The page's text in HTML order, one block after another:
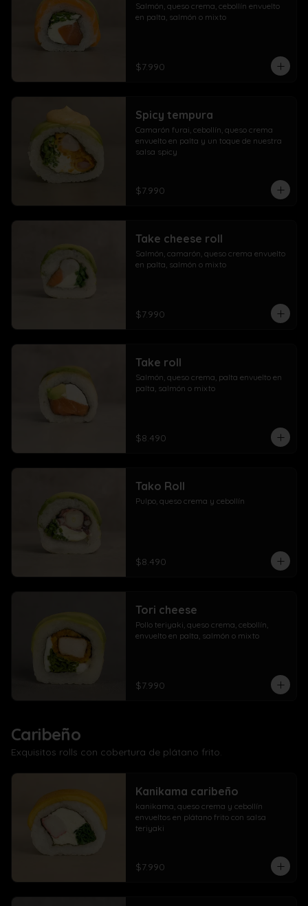
Salmón, queso crema, cebollín envuelto
en palta, salmón o mixto
$7.990
Spicy tempura
Camarón furai, cebollín, queso crema
envuelto en palta y un toque de nuestra
salsa spicy
$7.990
Take cheese roll
Salmón, camarón, queso crema envuelto
en palta, salmón o mixto
$7.990
Take roll
Salmón, queso crema, palta envuelto en
palta, salmón o mixto
$8.490
Tako Roll
Pulpo, queso crema y cebollín
$8.490
Tori cheese
Pollo teriyaki, queso crema, cebollín,
envuelto en palta, salmón o mixto
$7.990
Caribeño
Exquisitos rolls con cobertura de plátano frito.
Kanikama caribeño
kanikama, queso crema y cebollín
envueltos en plátano frito con salsa
teriyaki
$7.990